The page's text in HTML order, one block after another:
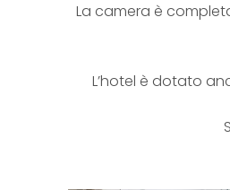
La camera è
L’hotel è dotato